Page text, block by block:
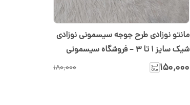
مانتو نوزادی طرح جوجه سیسمونی نوزادی
شیک سایز ۱ تا ۳ – فروشگاه سیسمونی
شیدا
۱۵۰٬۰۰۰ ۱۸۰٬۰۰۰